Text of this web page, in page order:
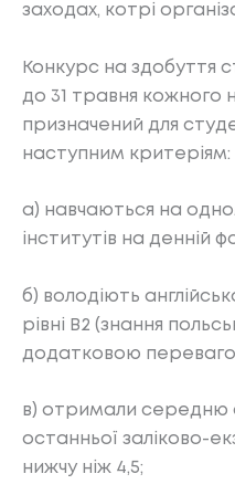
заходах, котрі
Конкурс на здобуття
до 31 травня кожного
призначений для
наступним критеріям:
а) навчаються на
інститутів на денній
б) володіють
рівні В2 (знання
додатковою
в) отримали середню
останньої заліково-
нижчу ніж 4,5;